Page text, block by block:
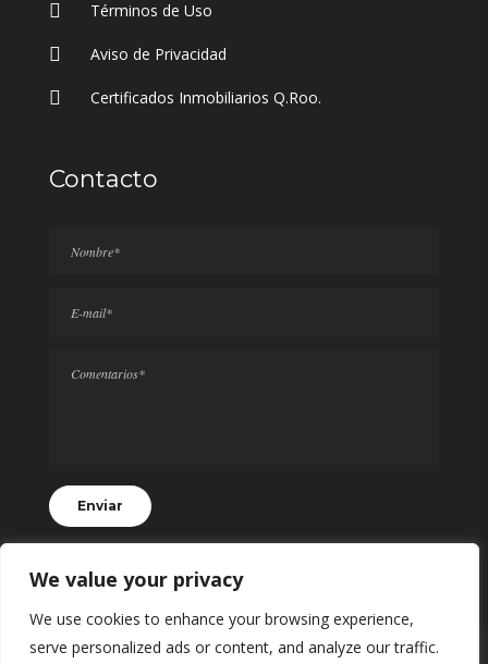
We value your privacy
We use cookies to enhance your browsing experience,
serve personalized ads or content, and analyze our traffic.
Términos de Uso
Aviso de Privacidad
Certificados Inmobiliarios Q.Roo.
Contacto
© 2024 Todos los Derechos Reservados